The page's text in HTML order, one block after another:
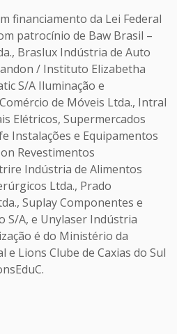
financiamento da Lei Federal
patrocínio de Baw Brasil –
Braslux Indústria de Auto
/ Instituto Elizabetha
S/A Iluminação e
de Móveis Ltda., Intral
Elétricos, Supermercados
Instalações e Equipamentos
Revestimentos
Indústria de Alimentos
Ltda., Prado
Suplay Componentes e
S/A, e Unylaser Indústria
é do Ministério da
e Lions Clube de Caxias do Sul